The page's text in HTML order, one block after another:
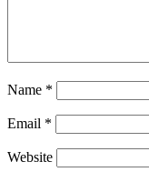
Name *
Email *
Website